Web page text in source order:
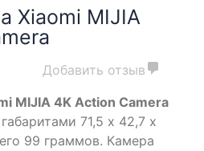
Xiaomi MIJIA
Добавить отзыв
MIJIA 4K Action Camera
71,5 х 42,7 х
99 граммов. Камера